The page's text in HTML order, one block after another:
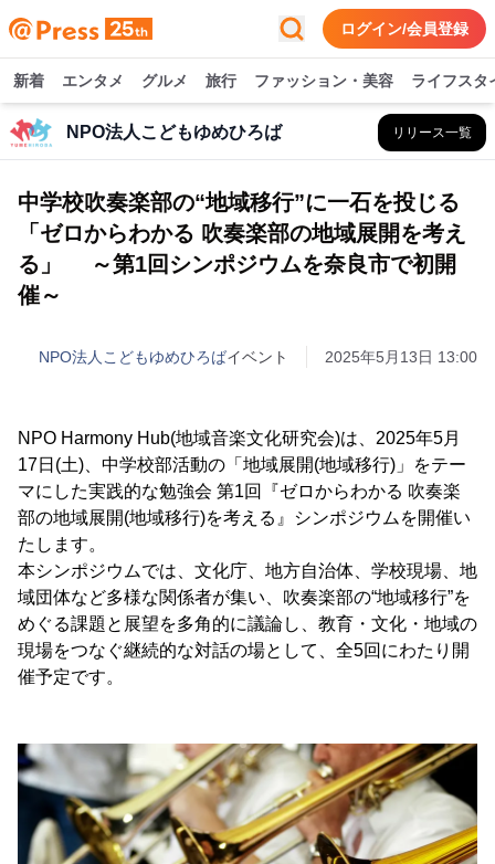
ログイン/会員登録
新着 エンタメ グルメ 旅行 ファッション・美容 ライフスタ
NPO法人こどもゆめひろば リリース一覧
中学校吹奏楽部の“地域移行”に一石を投じる
「ゼロからわかる 吹奏楽部の地域展開を考え
る」 ～第1回シンポジウムを奈良市で初開
催～
NPO法人こどもゆめひろばイベント 2025年5月13日 13:00
NPO Harmony Hub(地域音楽文化研究会)は、2025年5月
17日(土)、中学校部活動の「地域展開(地域移行)」をテー
マにした実践的な勉強会 第1回『ゼロからわかる 吹奏楽
部の地域展開(地域移行)を考える』シンポジウムを開催い
たします。
本シンポジウムでは、文化庁、地方自治体、学校現場、地
域団体など多様な関係者が集い、吹奏楽部の“地域移行”を
めぐる課題と展望を多角的に議論し、教育・文化・地域の
現場をつなぐ継続的な対話の場として、全5回にわたり開
催予定です。